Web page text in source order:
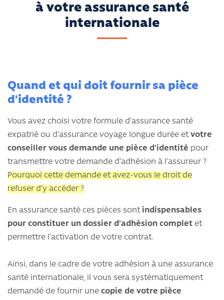
à votre assurance santé
internationale
Quand et qui doit fournir sa pièce
d'identité ?
Vous avez choisi votre formule d’assurance santé
expatrié ou d’assurance voyage longue durée etvotre
conseiller vous demande une pièce d’identité pour
transmettre votre demande d’adhésion à l’assureur ?
Pourquoi cette demande et avez-vous le droit de
refuser d’y accéder ?
En assurance santé ces pièces sont indispensables
pour constituer un dossier d’adhésion complet et
permettre l’activation de votre contrat.
Ainsi, dans le cadre de votre adhésion à une assurance
santé internationale, il vous sera systématiquement
demandé de fournir une copie de votre pièce